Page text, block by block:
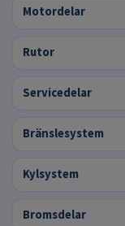
Motordelar
Rutor
Servicedelar
Bränslesystem
Kylsystem
Bromsdelar